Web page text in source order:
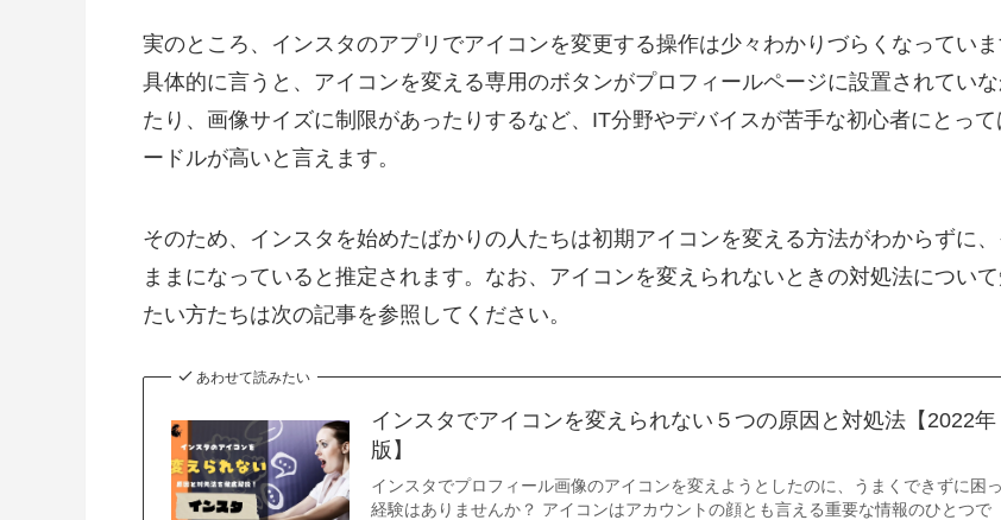
実のところ、インスタのアプリでアイコンを変更する操作は少々わかりづらくなっていま
具体的に言うと、アイコンを変える専用のボタンがプロフィールページに設置されていな
たり、画像サイズに制限があったりするなど、IT分野やデバイスが苦手な初心者にとって
ードルが高いと言えます。
そのため、インスタを始めたばかりの人たちは初期アイコンを変える方法がわからずに
ままになっていると推定されます。なお、アイコンを変えられないときの対処法について
たい方たちは次の記事を参照してください。
あわせて読みたい
インスタでアイコンを変えられない５つの原因と対処法【2022年
版】
インスタでプロフィール画像のアイコンを変えようとしたのに、うまくできずに困
経験はありませんか？ アイコンはアカウントの顔とも言える重要な情報のひとつで